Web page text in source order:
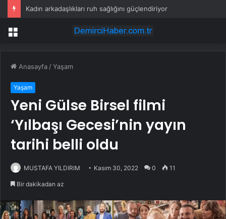
Kadın arkadaşlıkları ruh sağlığını güçlendiriyor
Menü
Anasayfa /Yaşam
Yaşam
Yeni Gülse Birsel filmi
‘Yılbaşı Gecesi’nin yayın
tarihi belli oldu
MUSTAFA YILDIRIM Kasım 30, 2022 0 11
Bir dakikadan az